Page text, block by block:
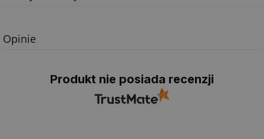
Opinie
Produkt nie posiada recenzji